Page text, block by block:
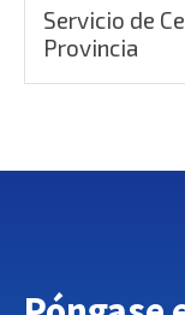
Servicio de
Provincia